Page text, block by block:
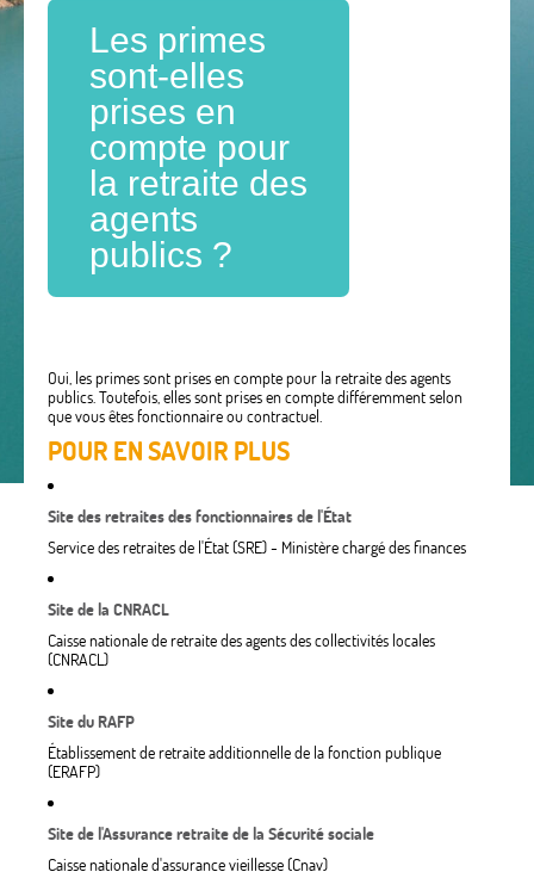
Les primes
sont-elles
prises en
compte pour
la retraite des
agents
publics ?
Oui, les primes sont prises en compte pour la retraite des agents
publics. Toutefois, elles sont prises en compte différemment selon
que vous êtes fonctionnaire ou contractuel.
POUR EN SAVOIR PLUS
Site des retraites des fonctionnaires de l'État
Service des retraites de l'État (SRE) - Ministère chargé des finances
Site de la CNRACL
Caisse nationale de retraite des agents des collectivités locales
(CNRACL)
Site du RAFP
Établissement de retraite additionnelle de la fonction publique
(ERAFP)
Site de l'Assurance retraite de la Sécurité sociale
Caisse nationale d'assurance vieillesse (Cnav)